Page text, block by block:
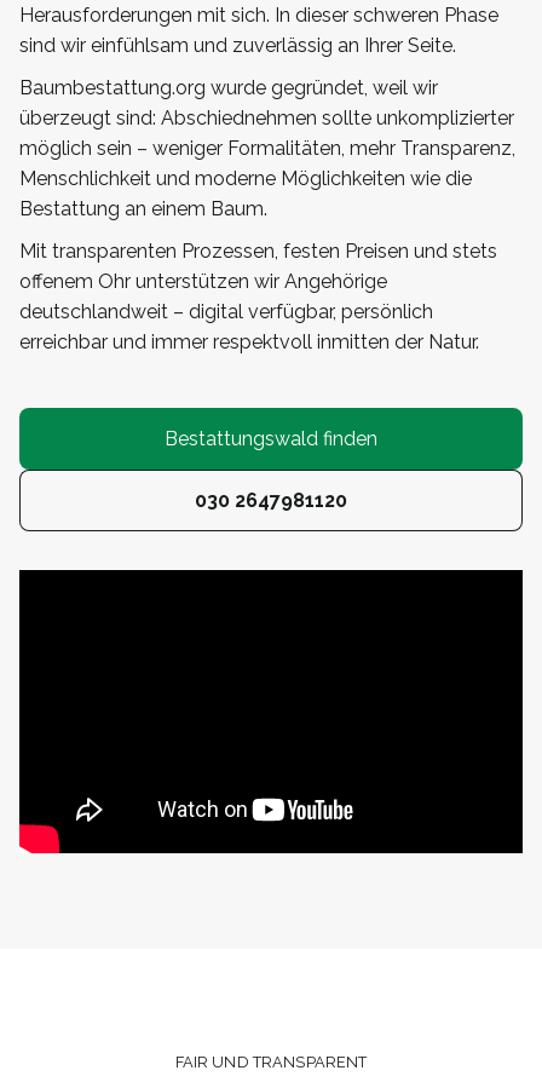
Herausforderungen mit sich. In dieser schweren Phase
sind wir einfühlsam und zuverlässig an Ihrer Seite.
Baumbestattung.org wurde gegründet, weil wir
überzeugt sind: Abschiednehmen sollte unkomplizierter
möglich sein – weniger Formalitäten, mehr Transparenz,
Menschlichkeit und moderne Möglichkeiten wie die
Bestattung an einem Baum.
Mit transparenten Prozessen, festen Preisen und stets
offenem Ohr unterstützen wir Angehörige
deutschlandweit – digital verfügbar, persönlich
erreichbar und immer respektvoll inmitten der Natur.
Bestattungswald finden
030 2647981120
FAIR UND TRANSPARENT